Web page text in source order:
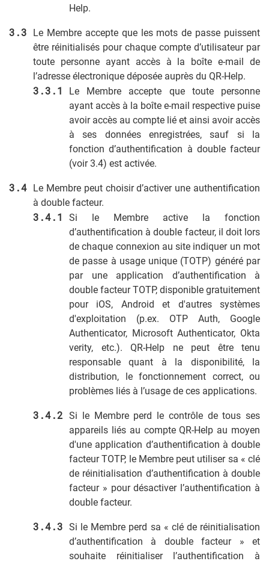
Help.
Le Membre accepte que les mots de passe puissent
être réinitialisés pour chaque compte d’utilisateur par
toute personne ayant accès à la boîte e-mail de
l’adresse électronique déposée auprès du QR-Help.
Le Membre accepte que toute personne
ayant accès à la boîte e-mail respective puise
avoir accès au compte lié et ainsi avoir accès
à ses données enregistrées, sauf si la
fonction d’authentification à double facteur
(voir 3.4) est activée.
Le Membre peut choisir d’activer une authentification
à double facteur.
Si le Membre active la fonction
d’authentification à double facteur, il doit lors
de chaque connexion au site indiquer un mot
de passe à usage unique (TOTP) généré par
par une application d’authentification à
double facteur TOTP, disponible gratuitement
pour iOS, Android et d'autres systèmes
d'exploitation (p.ex. OTP Auth, Google
Authenticator, Microsoft Authenticator, Okta
verity, etc.). QR-Help ne peut être tenu
responsable quant à la disponibilité, la
distribution, le fonctionnement correct, ou
problèmes liés à l’usage de ces applications.
Si le Membre perd le contrôle de tous ses
appareils liés au compte QR-Help au moyen
d'une application d’authentification à double
facteur TOTP, le Membre peut utiliser sa « clé
de réinitialisation d’authentification à double
facteur » pour désactiver l’authentification à
double facteur.
Si le Membre perd sa « clé de réinitialisation
d’authentification à double facteur » et
souhaite réinitialiser l’authentification à